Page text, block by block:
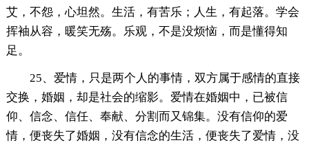
艾，不怨，心坦然。生活，有苦乐；人生，有起落。学会
挥袖从容，暖笑无殇。乐观，不是没烦恼，而是懂得知
足。
25、爱情，只是两个人的事情，双方属于感情的直接
交换，婚姻，却是社会的缩影。爱情在婚姻中，已被信
仰、信念、信任、奉献、分割而又锦集。没有信仰的爱
情，便丧失了婚姻，没有信念的生活，便丧失了爱情，没